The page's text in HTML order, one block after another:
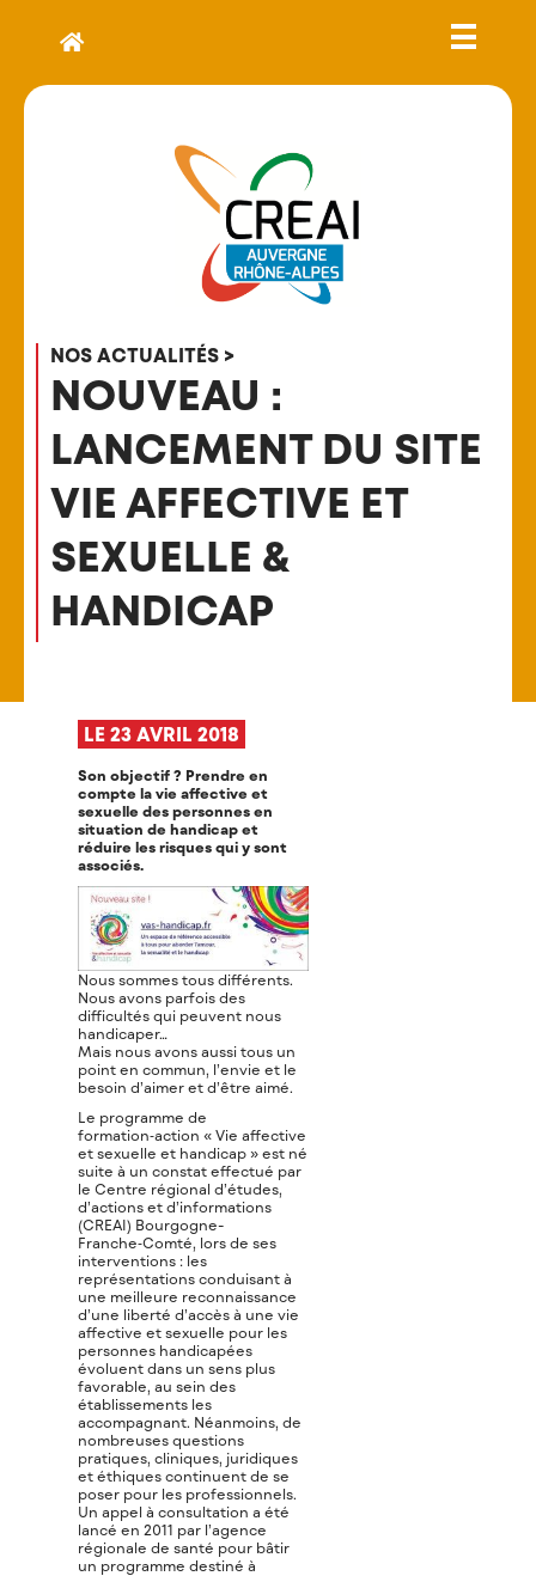
NOS ACTUALITÉS >
NOUVEAU :
LANCEMENT DU SITE
VIE AFFECTIVE ET
SEXUELLE &
HANDICAP
LE 23 AVRIL 2018
Son objectif ? Prendre en
compte la vie affective et
sexuelle des personnes en
situation de handicap et
réduire les risques qui y sont
associés.
Nous sommes tous différents.
Nous avons parfois des
difficultés qui peuvent nous
handicaper…
Mais nous avons aussi tous un
point en commun, l’envie et le
besoin d’aimer et d’être aimé.
Le programme de
formation‑action « Vie affective
et sexuelle et handicap » est né
suite à un constat effectué par
le Centre régional d’études,
d’actions et d’informations
(CREAI) Bourgogne-
Franche‑Comté, lors de ses
interventions : les
représentations conduisant à
une meilleure reconnaissance
d’une liberté d’accès à une vie
affective et sexuelle pour les
personnes handicapées
évoluent dans un sens plus
favorable, au sein des
établissements les
accompagnant. Néanmoins, de
nombreuses questions
pratiques, cliniques, juridiques
et éthiques continuent de se
poser pour les professionnels.
Un appel à consultation a été
lancé en 2011 par l’agence
régionale de santé pour bâtir
un programme destiné à